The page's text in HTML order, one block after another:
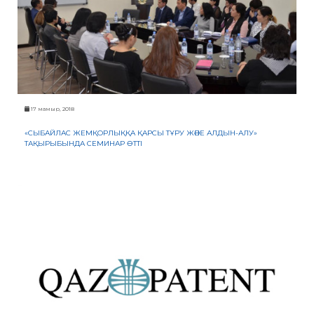
17 мамыр, 2018
«СЫБАЙЛАС ЖЕМҚОРЛЫҚҚА ҚАРСЫ ТҰРУ ЖӘНЕ АЛДЫН-АЛУ»
ТАҚЫРЫБЫНДА СЕМИНАР ӨТТІ